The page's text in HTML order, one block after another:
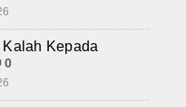
Kepada
0